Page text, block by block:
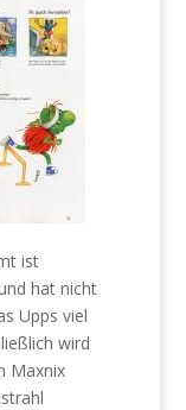
ist
hat nicht
Upps viel
wird
Maxnix